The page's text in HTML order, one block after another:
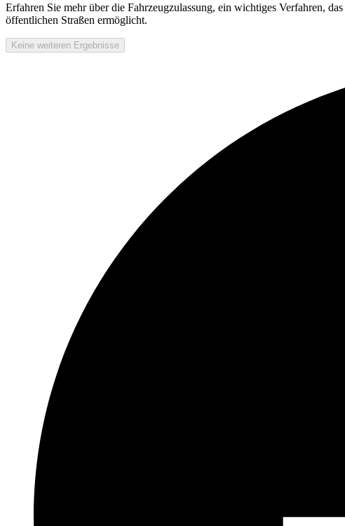
Erfahren Sie mehr über die Fahrzeugzulassung, ein wichtiges Verfahren,
öffentlichen Straßen ermöglicht.
Keine weiteren Ergebnisse